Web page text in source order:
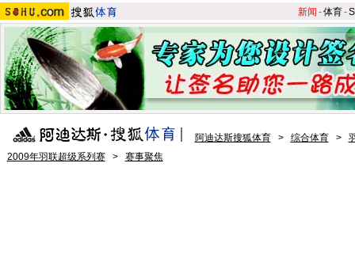
新闻 -体育-S
阿迪达斯搜狐体育 > 综合体育 >
2009年羽联超级系列赛
> 赛事聚焦